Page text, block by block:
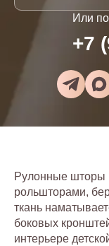
Или
+7
Рулонные шторы
рольшторами,
ткань
боковых
интерьере